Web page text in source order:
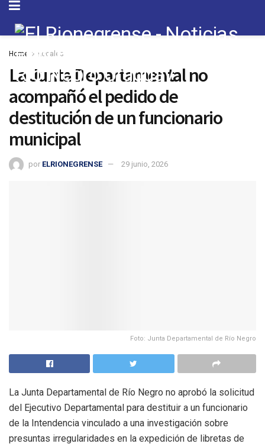
Home Locales
La Junta Departamental no
acompañó el pedido de
destitución de un funcionario
municipal
por ELRIONEGRENSE 29 junio, 2026
Foto: Junta Departamental de Río Negro
La Junta Departamental de Río Negro no aprobó la solicitud
del Ejecutivo Departamental para destituir a un funcionario
de la Intendencia vinculado a una investigación sobre
presuntas irregularidades en la expedición de libretas de